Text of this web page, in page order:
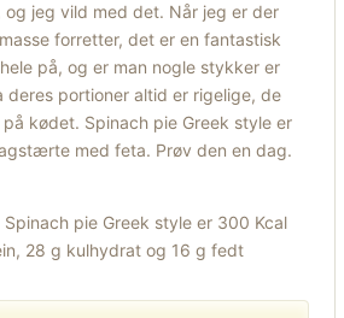
jeg vild med det. Når jeg er der
forretter, det er en fantastisk
på, og er man nogle stykker er
deres portioner altid er rigelige, de
kødet. Spinach pie Greek style er
med feta. Prøv den en dag.
pie Greek style er 300 Kcal
28 g kulhydrat og 16 g fedt